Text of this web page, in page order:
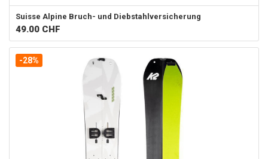
Suisse Alpine Bruch- und Diebstahlversicherung
49.00 CHF
-28%